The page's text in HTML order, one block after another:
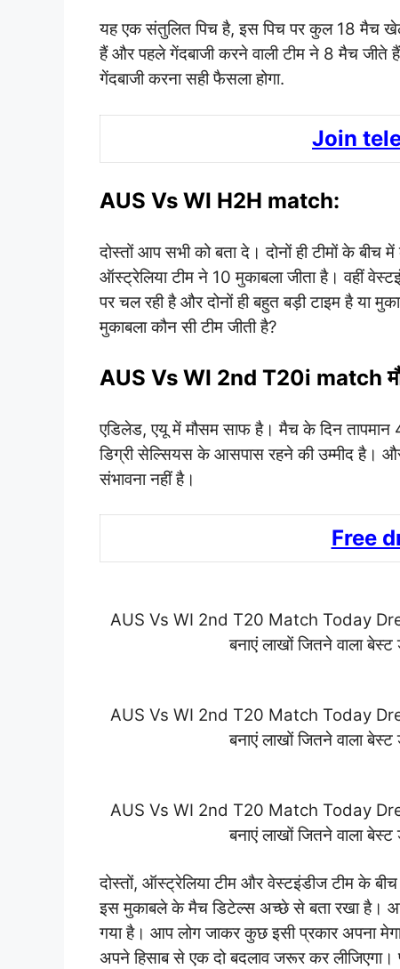
यह एक संतुलित पिच है, इस पिच पर कुल 18 मैच
हैं और पहले गेंदबाजी करने वाली टीम ने 8 मैच
गेंदबाजी करना सही फैसला होगा.
Join
AUS Vs WI H2H match:
दोस्तों आप सभी को बता दे। दोनों ही टीमों के
ऑस्ट्रेलिया टीम ने 10 मुकाबला जीता है। वहीं
पर चल रही है और दोनों ही बहुत बड़ी टाइम है या
मुकाबला कौन सी टीम जीती है?
AUS Vs WI 2nd T20i match
एडिलेड, एयू में मौसम साफ है। मैच के दिन तापमान
डिग्री सेल्सियस के आसपास रहने की उम्मीद है। और
संभावना नहीं है।
Free
AUS Vs WI 2nd T20 Match Today
बनाएं लाखों जितने वाला बेस्ट
AUS Vs WI 2nd T20 Match Today
बनाएं लाखों जितने वाला बेस्ट
AUS Vs WI 2nd T20 Match Today
बनाएं लाखों जितने वाला बेस्ट
दोस्तों, ऑस्ट्रेलिया टीम और वेस्टइंडीज टीम के
इस मुकाबले के मैच डिटेल्स अच्छे से बता रखा है। आप
गया है। आप लोग जाकर कुछ इसी प्रकार अपना मेगा
अपने हिसाब से एक दो बदलाव जरूर कर लीजिएगा।